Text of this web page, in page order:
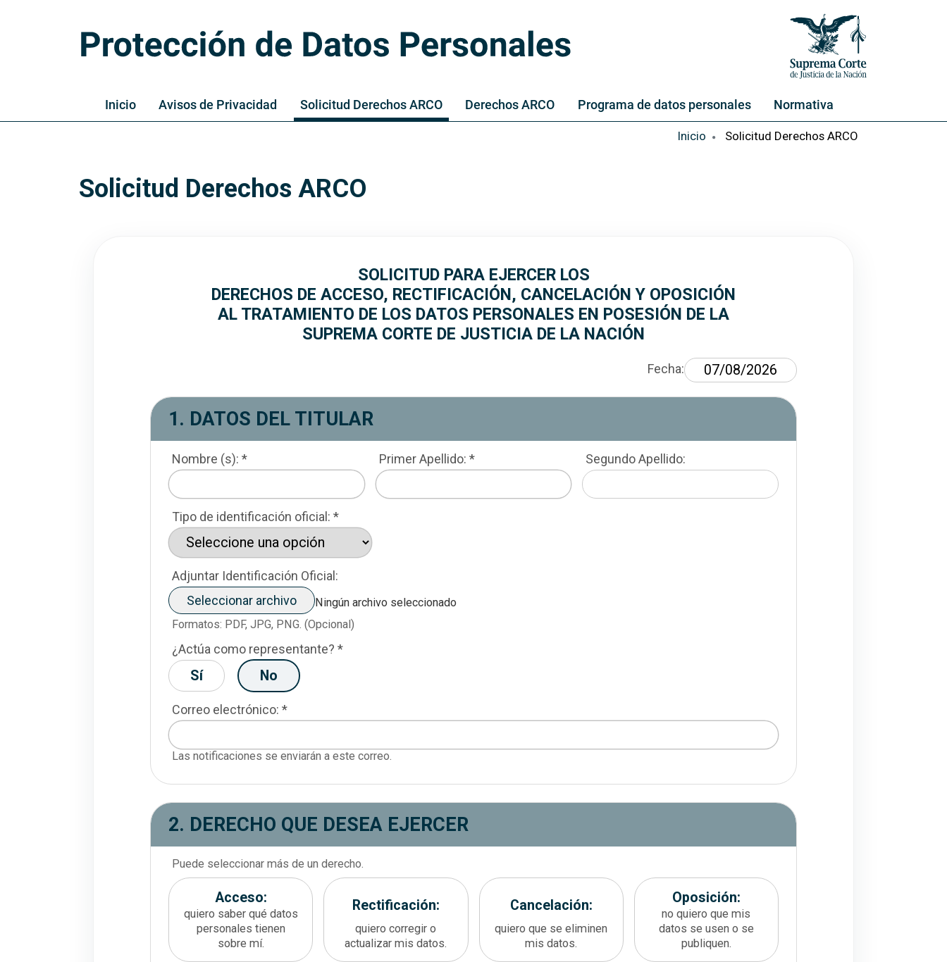
contenido
Menú Principal
Inicio Avisos de Privacidad Solicitud Derechos ARCO Derechos ARCO Programa de datos personales Normativa
Inicio Solicitud Derechos ARCO
Solicitud Derechos ARCO
SOLICITUD PARA EJERCER LOS
DERECHOS DE ACCESO, RECTIFICACIÓN, CANCELACIÓN Y OPOSICIÓN
AL TRATAMIENTO DE LOS DATOS PERSONALES EN POSESIÓN DE LA
SUPREMA CORTE DE JUSTICIA DE LA NACIÓN
En este apartado se puede presentar la solicitud para acceder, corregir, cancelar u oponerse al uso
Fecha:
1. DATOS DEL TITULAR Sección 1. Datos del titular. En este apartado deberá ingresar
Nombre (s): * Primer Apellido: * Segundo Apellido:
Tipo de identificación oficial: *
Adjuntar Identificación Oficial:
Seleccionar archivo
Ningún archivo seleccionado
Formatos: PDF, JPG, PNG. (Opcional)
¿Actúa como representante? *
Sí No
Correo electrónico: *
Las notificaciones se enviarán a este correo.
2. DERECHO QUE DESEA EJERCER Sección 2. Derecho que desea ejercer. En este
Puede seleccionar más de un derecho.
Seleccione uno o más derechos ARCO a ejercer
Acceso:
quiero saber qué datos
personales tienen
sobre mí.
Rectificación:
quiero corregir o
actualizar mis datos.
Cancelación:
quiero que se eliminen
mis datos.
Oposición:
no quiero que mis
datos se usen o se
publiquen.